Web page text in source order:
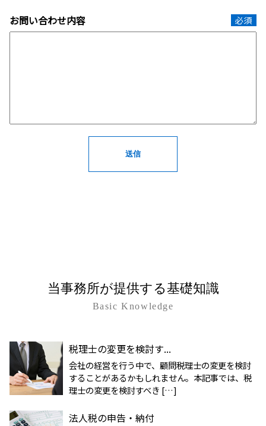
お問い合わせ内容 必須
当事務所が提供する基礎知識
Basic Knowledge
税理士の変更を検討す...
会社の経営を行う中で、顧問税理士の変更を検討
することがあるかもしれません。本記事では、税
理士の変更を検討すべき […]
法人税の申告・納付